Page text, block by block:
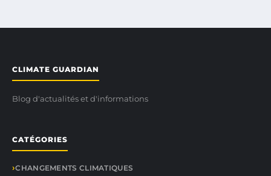
CLIMATE GUARDIAN
Blog d'actualités et d'informations
CATÉGORIES
CHANGEMENTS CLIMATIQUES